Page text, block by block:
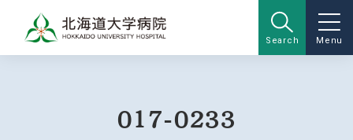
Search Menu
017-0233